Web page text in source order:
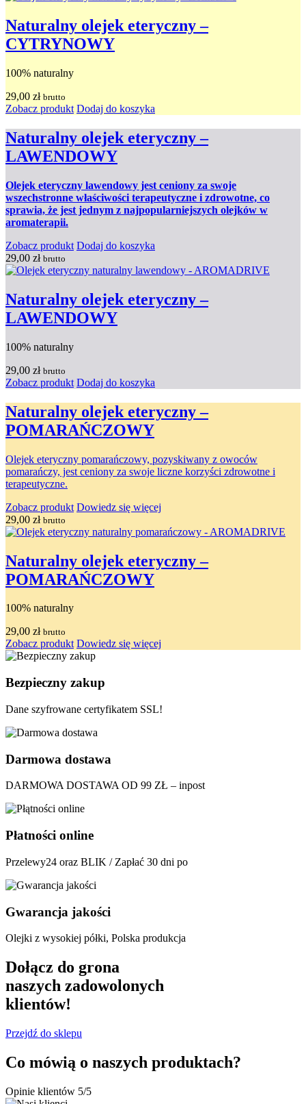
Naturalny olejek eteryczny –
CYTRYNOWY
100% naturalny
29,00 zł brutto
Zobacz produkt Dodaj do koszyka
Naturalny olejek eteryczny –
LAWENDOWY
Olejek eteryczny lawendowy jest ceniony za swoje
wszechstronne właściwości terapeutyczne i zdrowotne, co
sprawia, że jest jednym z najpopularniejszych olejków w
aromaterapii.
Zobacz produkt Dodaj do koszyka
29,00 zł brutto
Naturalny olejek eteryczny –
LAWENDOWY
100% naturalny
29,00 zł brutto
Zobacz produkt Dodaj do koszyka
Naturalny olejek eteryczny –
POMARAŃCZOWY
Olejek eteryczny pomarańczowy, pozyskiwany z owoców
pomarańczy, jest ceniony za swoje liczne korzyści zdrowotne i
terapeutyczne.
Zobacz produkt Dowiedz się więcej
29,00 zł brutto
Naturalny olejek eteryczny –
POMARAŃCZOWY
100% naturalny
29,00 zł brutto
Zobacz produkt Dowiedz się więcej
Bezpieczny zakup
Dane szyfrowane certyfikatem SSL!
Darmowa dostawa
DARMOWA DOSTAWA OD 99 ZŁ – inpost
Płatności online
Przelewy24 oraz BLIK / Zapłać 30 dni po
Gwarancja jakości
Olejki z wysokiej półki, Polska produkcja
Dołącz do grona
naszych zadowolonych
klientów!
Przejdź do sklepu
Co mówią o naszych produktach?
Opinie klientów 5/5